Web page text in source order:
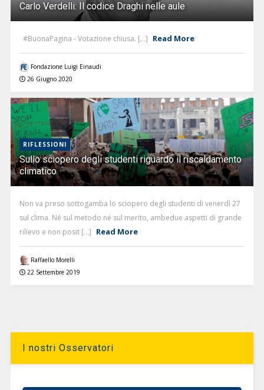
Carlo Verdelli: Il codice Draghi nelle aule
#BuonaPagina - Votazione chiusa. [...] Read More
Fondazione Luigi Einaudi
26 Giugno 2020
RIFLESSIONI
Sullo sciopero degli studenti riguardo il riscaldamento
climatico
Non va preso sottogamba lo sciopero degli studenti di venerdì 27
sul clima. Né sul metodo né sul merito, ambedue aspetti di grande
rilievo e non posit [...] Read More
Raffaello Morelli
22 Settembre 2019
I nostri Osservatori